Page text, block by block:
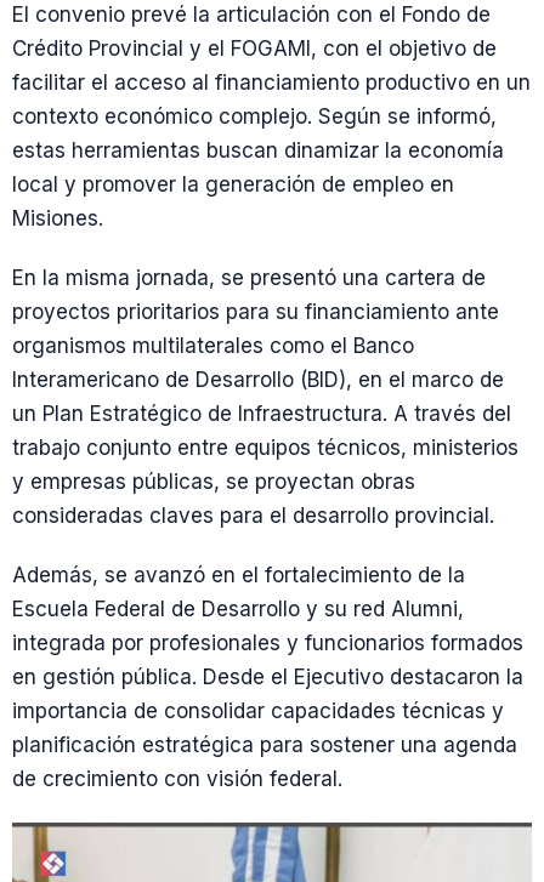
El convenio prevé la articulación con el Fondo de
Crédito Provincial y el FOGAMI, con el objetivo de
facilitar el acceso al financiamiento productivo en un
contexto económico complejo. Según se informó,
estas herramientas buscan dinamizar la economía
local y promover la generación de empleo en
Misiones.
En la misma jornada, se presentó una cartera de
proyectos prioritarios para su financiamiento ante
organismos multilaterales como el Banco
Interamericano de Desarrollo (BID), en el marco de
un Plan Estratégico de Infraestructura. A través del
trabajo conjunto entre equipos técnicos, ministerios
y empresas públicas, se proyectan obras
consideradas claves para el desarrollo provincial.
Además, se avanzó en el fortalecimiento de la
Escuela Federal de Desarrollo y su red Alumni,
integrada por profesionales y funcionarios formados
en gestión pública. Desde el Ejecutivo destacaron la
importancia de consolidar capacidades técnicas y
planificación estratégica para sostener una agenda
de crecimiento con visión federal.